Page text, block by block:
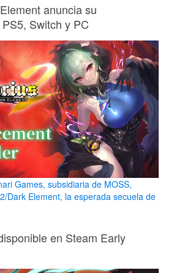
anuncia su
Switch y PC
Games, subsidiaria de MOSS,
Dark Element, la esperada secuela de
en Steam Early